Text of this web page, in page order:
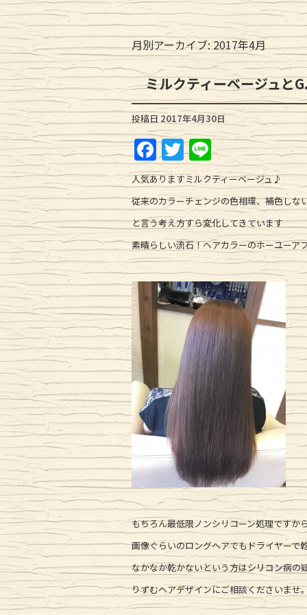
月別アーカイブ:2017年4月
ミルクティーベージュと
投稿日 2017年4月30日
F
a
c
e
b
o
o
k
T
w
it
te
r
Li
n
e
人気ありますミルクティーベージュ♪
従来のカラーチェンジの色相環、補色しな
と言う考え方すら変化してきています
素晴らしい流石！ヘアカラーのホーユーア
もちろん最低限ノンシリコーン処理ですか
画像ぐらいのロングヘアでもドライヤーで
なかなか乾かないという方はシリコン病の
りずむヘアデザインにご相談くださいませ